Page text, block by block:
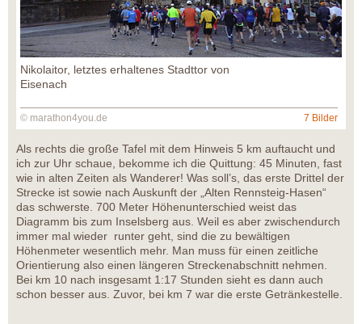
Nikolaitor, letztes erhaltenes Stadttor von
Eisenach
© marathon4you.de 7 Bilder
Als rechts die große Tafel mit dem Hinweis 5 km auftaucht und
ich zur Uhr schaue, bekomme ich die Quittung: 45 Minuten, fast
wie in alten Zeiten als Wanderer! Was soll’s, das erste Drittel der
Strecke ist sowie nach Auskunft der „Alten Rennsteig-Hasen“
das schwerste. 700 Meter Höhenunterschied weist das
Diagramm bis zum Inselsberg aus. Weil es aber zwischendurch
immer mal wieder runter geht, sind die zu bewältigen
Höhenmeter wesentlich mehr. Man muss für einen zeitliche
Orientierung also einen längeren Streckenabschnitt nehmen.
Bei km 10 nach insgesamt 1:17 Stunden sieht es dann auch
schon besser aus. Zuvor, bei km 7 war die erste Getränkestelle.